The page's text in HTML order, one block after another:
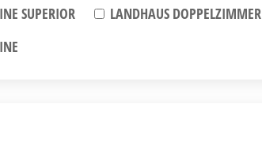
SUPERIOR LANDHAUS DOPPELZIMMER